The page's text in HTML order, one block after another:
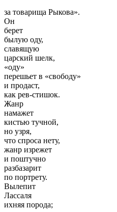
за товарища Рыкова».
Он
берет
былую оду,
славящую
царский шелк,
«оду»
перешьет в «свободу»
и продаст,
как рев-стишок.
Жанр
намажет
кистью тучной,
но узря,
что спроса нету,
жанр изрежет
и поштучно
разбазарит
по портрету.
Вылепит
Лассаля
ихняя порода;